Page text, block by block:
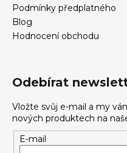
Podmínky předplatného
Blog
Hodnocení obchodu
Odebírat
Vložte svůj e-mail a my
nových produktech na
E-mail